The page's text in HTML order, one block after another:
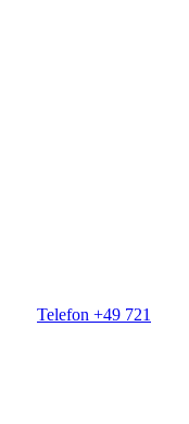
Telefon +49 721